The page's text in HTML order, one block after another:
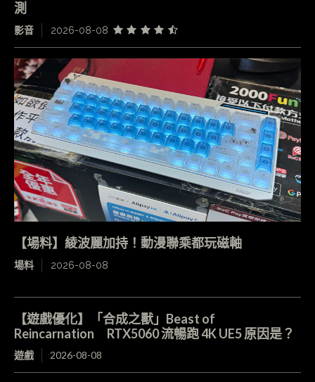
測
影音 2026-08-08
【場料】綾波麗加持！動漫聯乘都玩磁軸
場料 2026-08-08
【遊戲優化】「合成之獸」Beast of
Reincarnation RTX5060 流暢跑 4K UE5 原因是？
遊戲 2026-08-08